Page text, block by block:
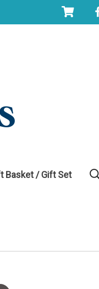
Basket / Gift Set